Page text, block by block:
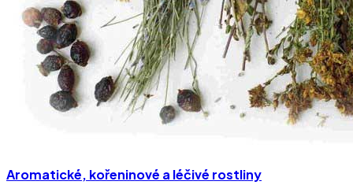
Aromatické, kořeninové a léčivé rostliny